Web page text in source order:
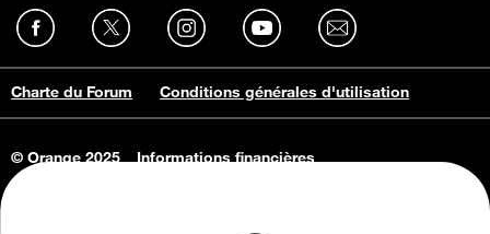
Charte du Forum Conditions générales d'utilisation
© Orange 2025
Informations financières